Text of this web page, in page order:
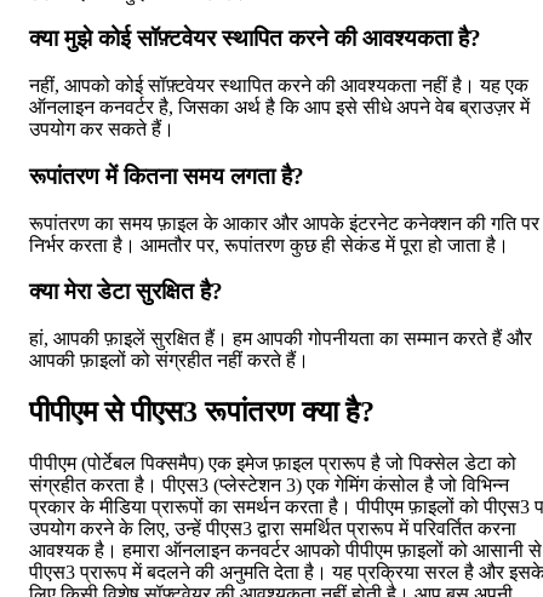
क्या मुझे कोई सॉफ़्टवेयर स्थापित करने की आवश्यकता है?
नहीं, आपको कोई सॉफ़्टवेयर स्थापित करने की आवश्यकता नहीं है। यह एक
ऑनलाइन कनवर्टर है, जिसका अर्थ है कि आप इसे सीधे अपने वेब ब्राउज़र में
उपयोग कर सकते हैं।
रूपांतरण में कितना समय लगता है?
रूपांतरण का समय फ़ाइल के आकार और आपके इंटरनेट कनेक्शन की गति पर
निर्भर करता है। आमतौर पर, रूपांतरण कुछ ही सेकंड में पूरा हो जाता है।
क्या मेरा डेटा सुरक्षित है?
हां, आपकी फ़ाइलें सुरक्षित हैं। हम आपकी गोपनीयता का सम्मान करते हैं और
आपकी फ़ाइलों को संग्रहीत नहीं करते हैं।
पीपीएम से पीएस3 रूपांतरण क्या है?
पीपीएम (पोर्टेबल पिक्समैप) एक इमेज फ़ाइल प्रारूप है जो पिक्सेल डेटा को
संग्रहीत करता है। पीएस3 (प्लेस्टेशन 3) एक गेमिंग कंसोल है जो विभिन्न
प्रकार के मीडिया प्रारूपों का समर्थन करता है। पीपीएम फ़ाइलों को पीएस3
उपयोग करने के लिए, उन्हें पीएस3 द्वारा समर्थित प्रारूप में परिवर्तित करना
आवश्यक है। हमारा ऑनलाइन कनवर्टर आपको पीपीएम फ़ाइलों को आसानी से
पीएस3 प्रारूप में बदलने की अनुमति देता है। यह प्रक्रिया सरल है और